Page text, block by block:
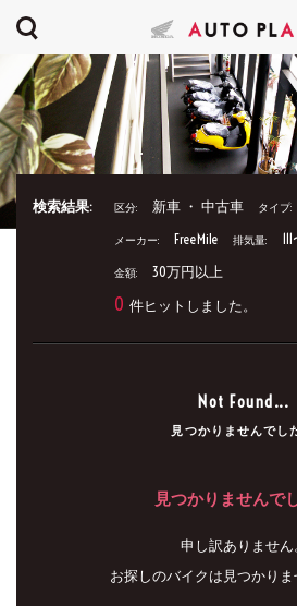
検索結果: 区分: 新車 ・ 中古車 タイプ:
メーカー: FreeMile 排気量:
金額: 30万円以上
0 件ヒットしました。
Not Found...
見つかりませんでし
見つかりませんで
申し訳ありません
お探しのバイクは見つかりま